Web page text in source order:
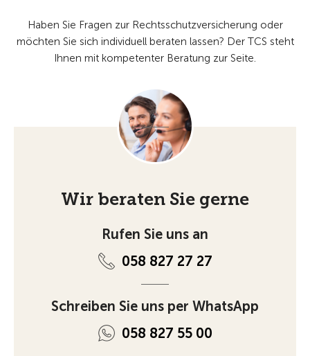
Haben Sie Fragen zur Rechtsschutzversicherung oder
möchten Sie sich individuell beraten lassen? Der TCS steht
Ihnen mit kompetenter Beratung zur Seite.
Wir beraten Sie gerne
Rufen Sie uns an
058 827 27 27
Schreiben Sie uns per WhatsApp
058 827 55 00